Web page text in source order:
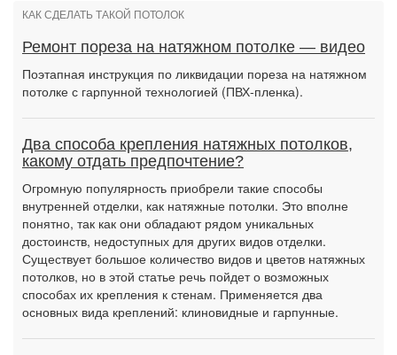
КАК СДЕЛАТЬ ТАКОЙ ПОТОЛОК
Ремонт пореза на натяжном потолке — видео
Поэтапная инструкция по ликвидации пореза на натяжном
потолке с гарпунной технологией (ПВХ-пленка).
Два способа крепления натяжных потолков,
какому отдать предпочтение?
Огромную популярность приобрели такие способы
внутренней отделки, как натяжные потолки. Это вполне
понятно, так как они обладают рядом уникальных
достоинств, недоступных для других видов отделки.
Существует большое количество видов и цветов натяжных
потолков, но в этой статье речь пойдет о возможных
способах их крепления к стенам. Применяется два
основных вида креплений: клиновидные и гарпунные.